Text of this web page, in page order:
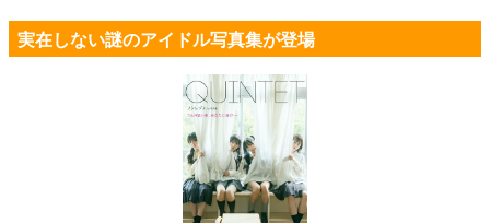
実在しない謎のアイドル写真集が登場